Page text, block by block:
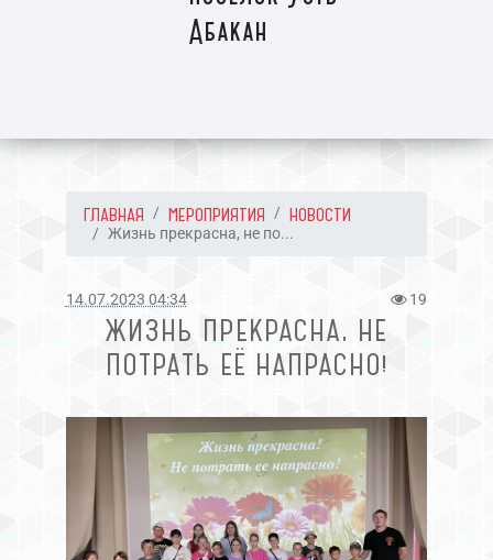
Абакан
ГЛАВНАЯ МЕРОПРИЯТИЯ НОВОСТИ
Жизнь прекрасна, не по...
14.07.2023 04:34 19
ЖИЗНЬ ПРЕКРАСНА, НЕ
ПОТРАТЬ ЕЁ НАПРАСНО!